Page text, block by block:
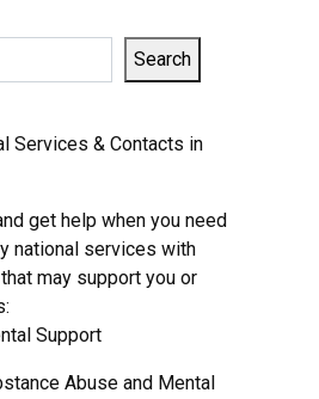
Search
Services & Contacts in
get help when you need
national services with
may support you or
Support
Abuse and Mental